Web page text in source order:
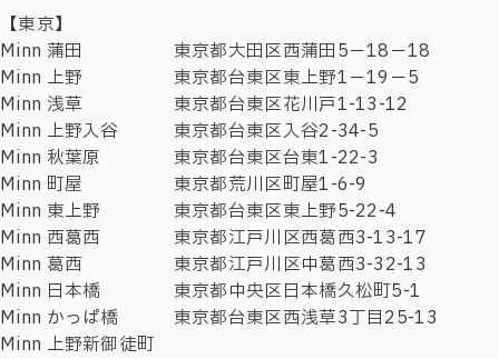
【東京】
Minn 蒲田 東京都大田区西蒲田5−18−18
Minn 上野 東京都台東区東上野1−19−5
Minn 浅草 東京都台東区花川戸1-13-12
Minn 上野入谷 東京都台東区入谷2-34-5
Minn 秋葉原 東京都台東区台東1-22-3
Minn 町屋 東京都荒川区町屋1-6-9
Minn 東上野 東京都台東区東上野5-22-4
Minn 西葛西 東京都江戸川区西葛西3-13-17
Minn 葛西 東京都江戸川区中葛西3-32-13
Minn 日本橋 東京都中央区日本橋久松町5-1
Minn かっぱ橋 東京都台東区西浅草3丁目25-13
Minn 上野新御徒町